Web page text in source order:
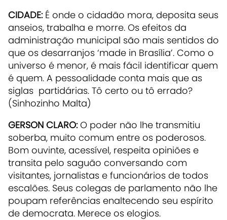
CIDADE: É onde o cidadão mora, deposita seus
anseios, trabalha e morre. Os efeitos da
administração municipal são mais sentidos do
que os desarranjos ‘made in Brasília’. Como o
universo é menor, é mais fácil identificar quem
é quem. A pessoalidade conta mais que as
siglas partidárias. Tô certo ou tô errado?
(Sinhozinho Malta)
GERSON CLARO:O poder não lhe transmitiu
soberba, muito comum entre os poderosos.
Bom ouvinte, acessível, respeita opiniões e
transita pelo saguão conversando com
visitantes, jornalistas e funcionários de todos
escalões. Seus colegas de parlamento não lhe
poupam referências enaltecendo seu espírito
de democrata. Merece os elogios.